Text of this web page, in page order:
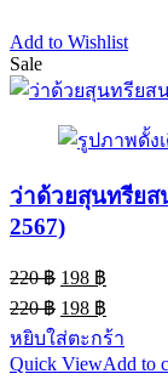
Add to Wishlist
Sale
ว่าด้วยสุนทรียส
2567)
220฿ Original
price
was:
220 ฿.
198 ฿
price
is:
198 ฿.
220฿ Original
price
was:
220 ฿.
198 ฿
price
is:
198 ฿.
หยิบใส่ตะกร้า
Quick ViewAdd to